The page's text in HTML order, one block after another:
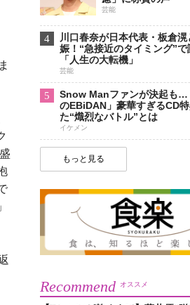
芸能
4
川口春奈が日本代表・板倉
娠！“急接近のタイミング”で
「人生の大転機」
芸能
5
Snow Manファンが決起も
のEBiDAN」豪華すぎるCD
た“熾烈なバトル”とは
イケメン
もっと見る
Recommend オススメ